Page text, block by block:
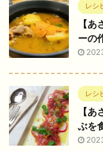
レシ
【
ーの
レシ
【
ぶを